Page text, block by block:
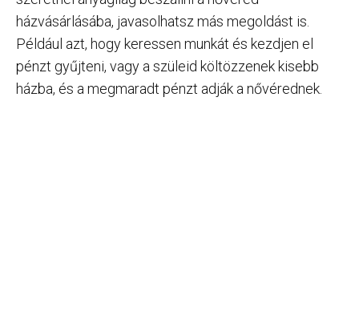
házvásárlásába, javasolhatsz más megoldást is.
Például azt, hogy keressen munkát és kezdjen el
pénzt gyűjteni, vagy a szüleid költözzenek kisebb
házba, és a megmaradt pénzt adják a nővérednek.